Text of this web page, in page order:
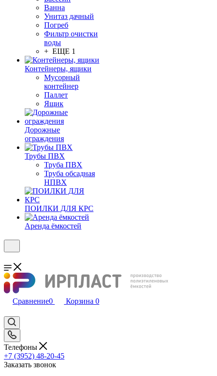
Ванна
Унитаз дачный
Погреб
Фильтр очистки
воды
+ ЕЩЕ 1
Контейнеры, ящики
Мусорный
контейнер
Паллет
Ящик
Дорожные
ограждения
Трубы ПВХ
Труба ПВХ
Труба обсадная
НПВХ
ПОИЛКИ ДЛЯ КРС
Аренда ёмкостей
Сравнение0 Корзина 0
Телефоны
+7 (3952) 48-20-45
Заказать звонок